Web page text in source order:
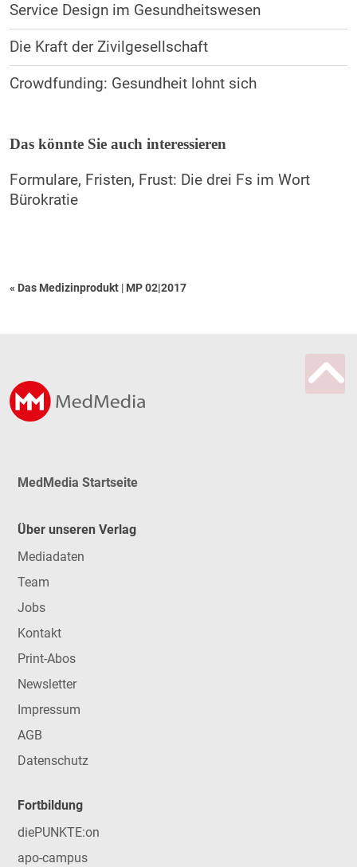
Service Design im Gesundheitswesen
Die Kraft der Zivilgesellschaft
Crowdfunding: Gesundheit lohnt sich
Das könnte Sie auch interessieren
Formulare, Fristen, Frust: Die drei Fs im Wort
Bürokratie
« Das Medizinprodukt | MP 02|2017
MedMedia Startseite
Über unseren Verlag
Mediadaten
Team
Jobs
Kontakt
Print-Abos
Newsletter
Impressum
AGB
Datenschutz
Fortbildung
diePUNKTE:on
apo-campus